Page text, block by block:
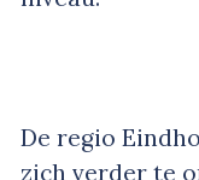
De regio
zich verder te